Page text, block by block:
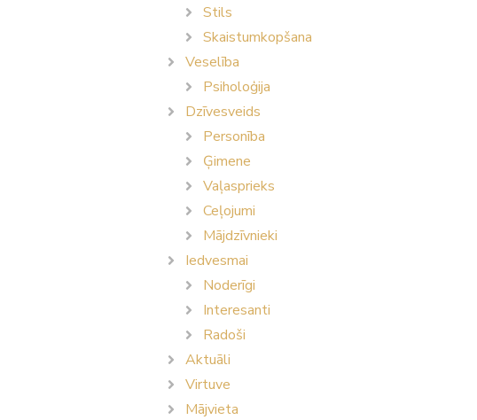
Stils
Skaistumkopšana
Veselība
Psiholoģija
Dzīvesveids
Personība
Ģimene
Vaļasprieks
Ceļojumi
Mājdzīvnieki
Iedvesmai
Noderīgi
Interesanti
Radoši
Aktuāli
Virtuve
Mājvieta